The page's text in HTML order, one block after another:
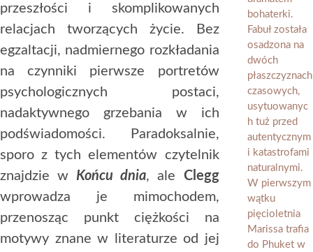
przeszłości i skomplikowanych
relacjach tworzących życie. Bez
egzaltacji, nadmiernego rozkładania
na czynniki pierwsze portretów
psychologicznych postaci,
nadaktywnego grzebania w ich
podświadomości. Paradoksalnie,
sporo z tych elementów czytelnik
znajdzie wKońcu dnia, ale Clegg
wprowadza je mimochodem,
przenosząc punkt ciężkości na
motywy znane w literaturze od jej